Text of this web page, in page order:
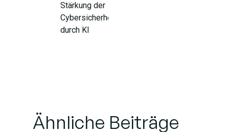
Stärkung der
Cybersicherheit
durch KI
Ähnliche Beiträge